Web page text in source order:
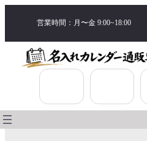
営業時間：月〜金 9:00~18:00